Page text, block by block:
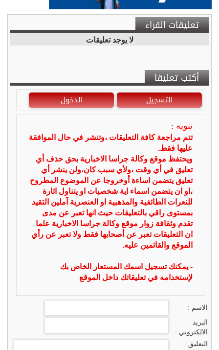
تعليقات القراء
لا يوجد تعليقات
أكتب تعليقا
التسجيل الدخول
تنويه :
تتم مراجعة كافة التعليقات ،وتنشر في حال الموافقة
عليها فقط.
ويحتفظ موقع وكالة جراسا الاخبارية بحق حذف أي
تعليق في أي وقت ،ولأي سبب كان،ولن ينشر أي
تعليق يتضمن اساءة أوخروجا عن الموضوع المطروح
،او ان يتضمن اسماء اية شخصيات او يتناول اثارة
للنعرات الطائفية والمذهبية او العنصرية آملين التقيد
بمستوى راقي بالتعليقات حيث انها تعبر عن مدى
تقدم وثقافة زوار موقع وكالة جراسا الاخبارية علما
ان التعليقات تعبر عن أصحابها فقط ولا تعبر عن رأي
الموقع والقائمين عليه.
- يمكنك تسجيل اسمك المستعار الخاص بك
لإستخدامه في تعليقاتك داخل الموقع
الاسم :
البريد
الالكتروني :
التعليق :